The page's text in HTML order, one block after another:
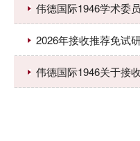
伟德国际1946学术委
2026年接收推荐免试
伟德国际1946关于接